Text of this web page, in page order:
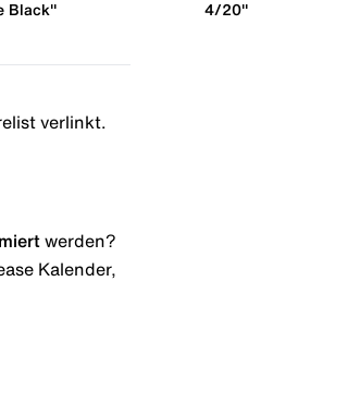
Black"
4/20"
verlinkt.
werden?
Kalender,